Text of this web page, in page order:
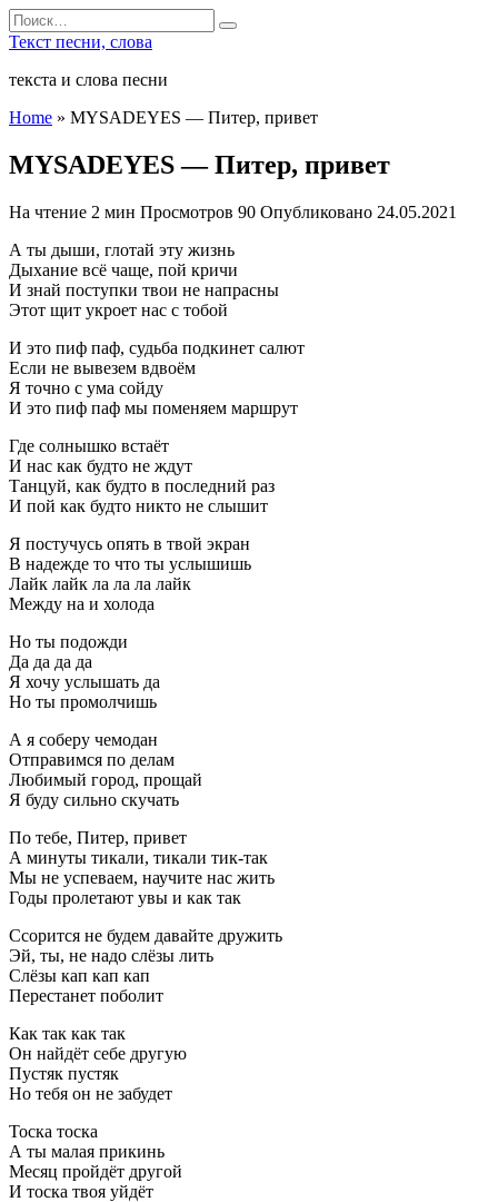
Перейти
к
Search
for:
Текст песни, слова
текста и слова песни
Home » MYSADEYES — Питер, привет
MYSADEYES — Питер, привет
На чтение 2 мин Просмотров 90 Опубликовано 24.05.2021
А ты дыши, глотай эту жизнь
Дыхание всё чаще, пой кричи
И знай поступки твои не напрасны
Этот щит укроет нас с тобой
И это пиф паф, судьба подкинет салют
Если не вывезем вдвоём
Я точно с ума сойду
И это пиф паф мы поменяем маршрут
Где солнышко встаёт
И нас как будто не ждут
Танцуй, как будто в последний раз
И пой как будто никто не слышит
Я постучусь опять в твой экран
В надежде то что ты услышишь
Лайк лайк ла ла ла лайк
Между на и холода
Но ты подожди
Да да да да
Я хочу услышать да
Но ты промолчишь
А я соберу чемодан
Отправимся по делам
Любимый город, прощай
Я буду сильно скучать
По тебе, Питер, привет
А минуты тикали, тикали тик-так
Мы не успеваем, научите нас жить
Годы пролетают увы и как так
Ссорится не будем давайте дружить
Эй, ты, не надо слёзы лить
Слёзы кап кап кап
Перестанет поболит
Как так как так
Он найдёт себе другую
Пустяк пустяк
Но тебя он не забудет
Тоска тоска
А ты малая прикинь
Месяц пройдёт другой
И тоска твоя уйдёт